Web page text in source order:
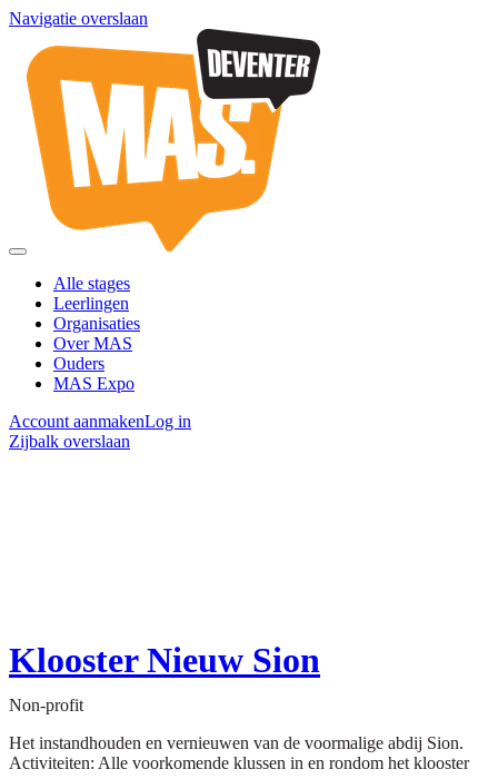
Navigatie overslaan
Alle stages
Leerlingen
Organisaties
Over MAS
Ouders
MAS Expo
Account aanmakenLog in
Zijbalk overslaan
Klooster Nieuw Sion
Non-profit
Het instandhouden en vernieuwen van de voormalige abdij Sion.
Activiteiten: Alle voorkomende klussen in en rondom het klooster